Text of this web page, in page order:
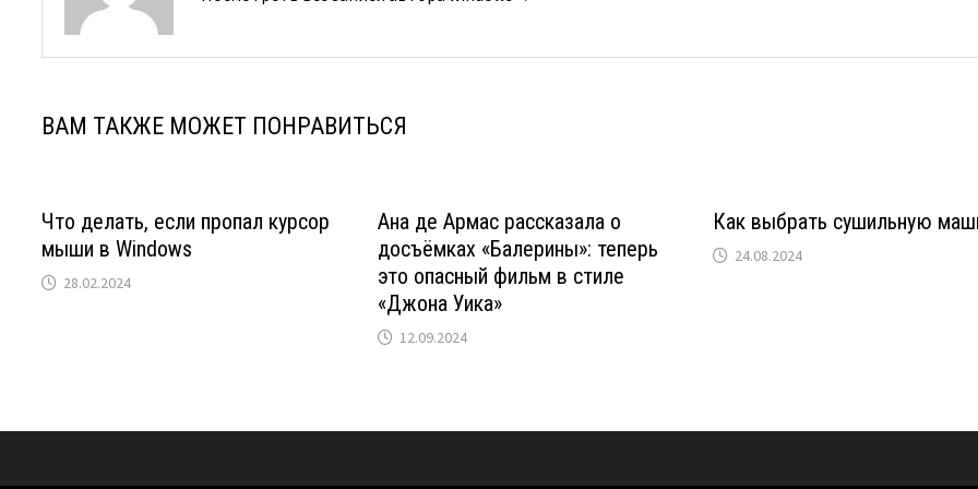
ВАМ ТАКЖЕ МОЖЕТ ПОНРАВИТЬСЯ
Что делать, если пропал курсор
мыши в Windows
28.02.2024
Ана де Армас рассказала о
досъёмках «Балерины»: теперь
это опасный фильм в стиле
«Джона Уика»
12.09.2024
Как выбрать сушильную
24.08.2024